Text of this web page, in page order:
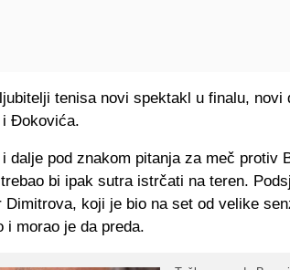
tenisa novi spektakl u finalu, novi
Đokovića.
dalje pod znakom pitanja za meč protiv
bi ipak sutra istrčati na teren.
Dimitrova, koji je bio na set od velike
i morao je da preda.